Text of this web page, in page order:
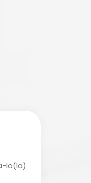
lo(la)